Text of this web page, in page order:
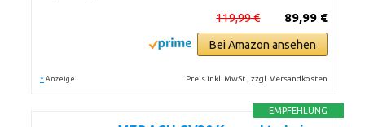
89,99 €
119,99 €
Bei Amazon ansehen
* Anzeige Preis inkl. MwSt., zzgl. Versandkosten
EMPFEHLUNG